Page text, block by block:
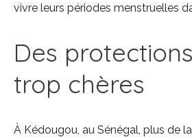
vivre leurs périodes menstruelles
Des
trop chères
À Kédougou, au Sénégal, plus de